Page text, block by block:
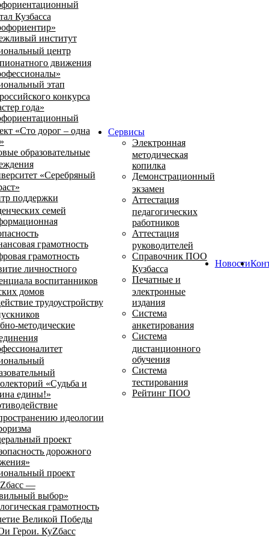
Кузбасса
институт
центр
движения
этап
конкурса
года»
«Сто дорог – одна
образовательные
«Серебряный
поддержки
семей
грамотность
грамотность
личностного
воспитанников
домов
трудоустройству
методические
«Судьба и
едины!»
идеологии
проект
дорожного
проект
—
выбор»
грамотность
Великой Победы
Герои. КуZбасс
Сервисы
Электронная
методическая
копилка
Демонстрационный
экзамен
Аттестация
педагогических
работников
Аттестация
руководителей
Справочник ПОО
Кузбасса
Печатные и
электронные
издания
Система
анкетирования
Система
дистанционного
обучения
Система
тестирования
Рейтинг ПОО
Новости